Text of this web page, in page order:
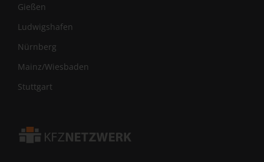
Gießen
Ludwigshafen
Nürnberg
Mainz/Wiesbaden
Stuttgart